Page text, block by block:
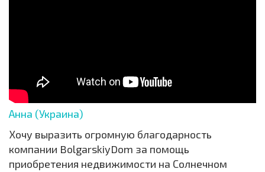
Анна (Украина)
Хочу выразить огромную благодарность
компании BolgarskiyDom за помощь
приобретения недвижимости на Солнечном